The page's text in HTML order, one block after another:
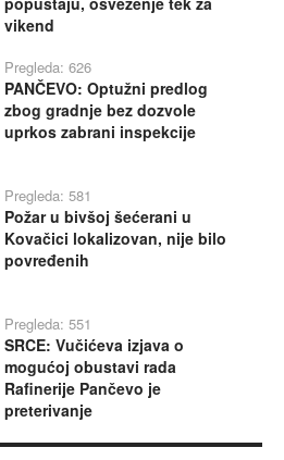
vikend
Pregleda: 626
PANČEVO: Optužni predlog
zbog gradnje bez dozvole
uprkos zabrani inspekcije
Pregleda: 581
Požar u bivšoj šećerani u
Kovačici lokalizovan, nije bilo
povređenih
Pregleda: 551
SRCE: Vučićeva izjava o
mogućoj obustavi rada
Rafinerije Pančevo je
preterivanje